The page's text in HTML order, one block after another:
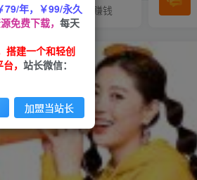
24小时自动赚钱
79/年，￥99/永久
免费下载， 每天
搭建一个和轻创
， 站长微信：
加盟当站长